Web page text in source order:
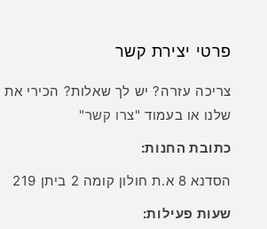
פרטי יצירת קשר
צריכה עזרה? יש לך שאלות? הכירי
שלנו או בעמוד "צרו קשר"
כתובת החנות:
הסדנא 8 א.ת חולון קומה 2 ביתן 219
שעות פעילות: